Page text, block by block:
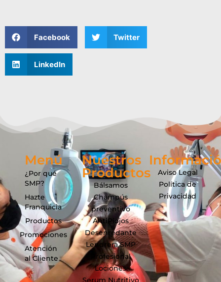
Facebook Twitter
LinkedIn
Menú
¿Por qué
SMP?
Hazte
Franquicia
Productos
Promociones
Atención
al Cliente
Nuestros
Productos
Bálsamos
Champús
preventivo
AntiPiojos
Desenredante
Lendrera SMP
Profesional
Lociones
Serum Nutritivo
Aviso Legal
Política de
Privacidad